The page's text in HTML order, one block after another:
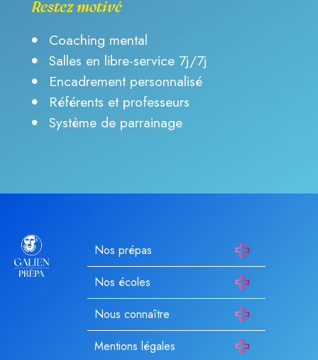
Restez motivé
Coaching mental
Salles en libre-service 7j/7j
Encadrement personnalisé
Référents et professeurs
Système de parrainage
Nos prépas
Nos écoles
Nous connaître
Mentions légales